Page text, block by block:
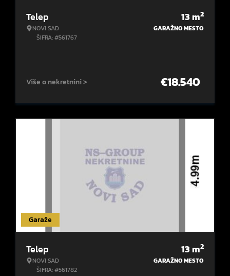
Telep
NOVI SAD
ŠIFRA: #561767
13m2
GARAŽNO MESTO
Više o nekretnini > €18.540
Garaže
Telep
NOVI SAD
ŠIFRA: #561782
13m2
GARAŽNO MESTO